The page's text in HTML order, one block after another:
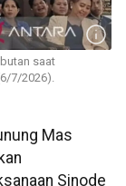
saat
7/2026).
Mas
Sinode